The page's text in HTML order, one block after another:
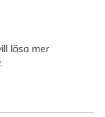
läsa mer